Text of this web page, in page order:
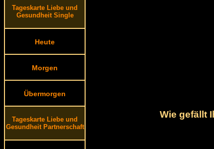
Tageskarte Liebe und
Gesundheit Single
Heute
Morgen
Übermorgen
Tageskarte Liebe und
Gesundheit Partnerschaft
Wie gefällt